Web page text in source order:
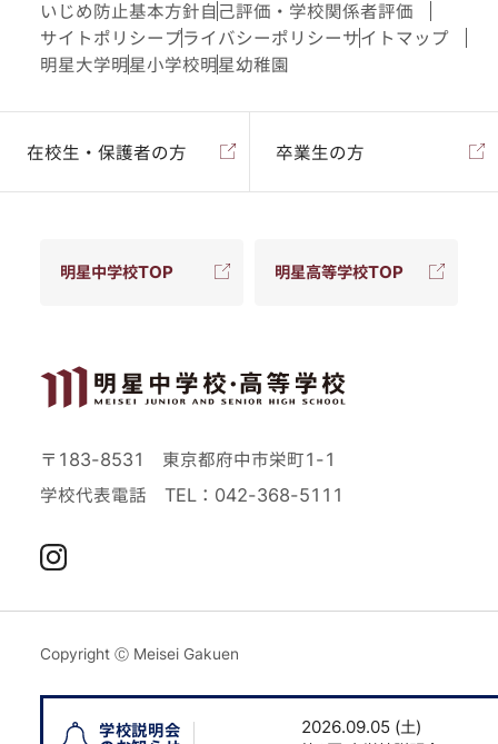
いじめ防止基本方針自己評価・学校関係者評価
サイトポリシー プライバシーポリシーサイトマップ
明星大学明星小学校明星幼稚園
在校生・保護者の方 卒業生の方
明星中学校TOP 明星高等学校TOP
〒183-8531 東京都府中市栄町1-1
学校代表電話 TEL：042-368-5111
Instagram
Copyright Ⓒ Meisei Gakuen
学校説明会 2026.09.05 (土)